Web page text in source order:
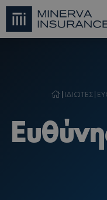
| ΙΔΙΩΤΕΣ|